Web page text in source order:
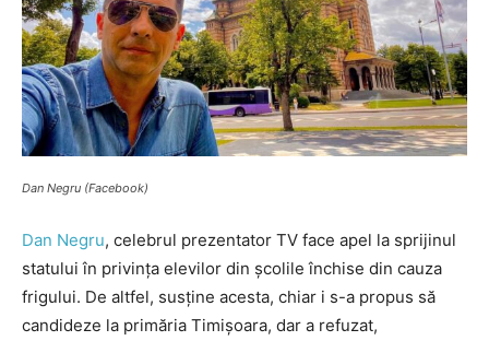
Dan Negru (Facebook)
Dan Negru, celebrul prezentator TV face apel la sprijinul
statului în privința elevilor din școlile închise din cauza
frigului. De altfel, susține acesta, chiar i s-a propus să
candideze la primăria Timișoara, dar a refuzat,